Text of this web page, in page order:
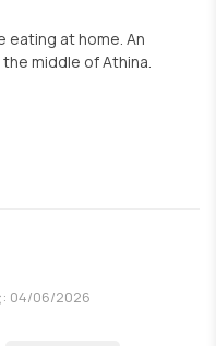
eating at home. An
middle of Athina.
04/06/2026